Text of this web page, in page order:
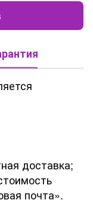
доставка;
почта».